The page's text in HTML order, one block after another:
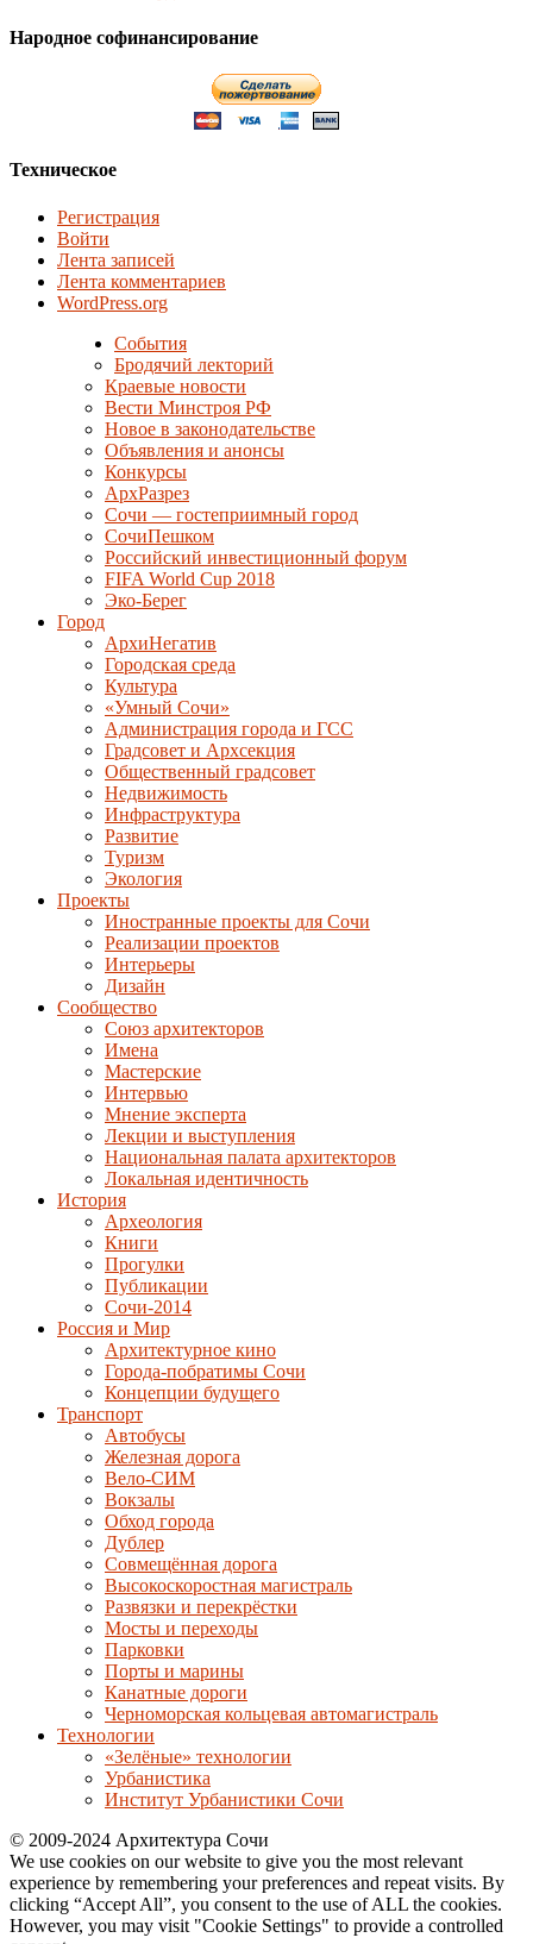
Народное софинансирование
Техническое
Регистрация
Войти
Лента записей
Лента комментариев
WordPress.org
События
Бродячий лекторий
Краевые новости
Вести Минстроя РФ
Новое в законодательстве
Объявления и анонсы
Конкурсы
АрхРазрез
Сочи — гостеприимный город
СочиПешком
Российский инвестиционный форум
FIFA World Cup 2018
Эко-Берег
Город
АрхиНегатив
Городская среда
Культура
«Умный Сочи»
Администрация города и ГСС
Градсовет и Архсекция
Общественный градсовет
Недвижимость
Инфраструктура
Развитие
Туризм
Экология
Проекты
Иностранные проекты для Сочи
Реализации проектов
Интерьеры
Дизайн
Сообщество
Союз архитекторов
Имена
Мастерские
Интервью
Мнение эксперта
Лекции и выступления
Национальная палата архитекторов
Локальная идентичность
История
Археология
Книги
Прогулки
Публикации
Сочи-2014
Россия и Мир
Архитектурное кино
Города-побратимы Сочи
Концепции будущего
Транспорт
Автобусы
Железная дорога
Вело-СИМ
Вокзалы
Обход города
Дублер
Совмещённая дорога
Высокоскоростная магистраль
Развязки и перекрёстки
Мосты и переходы
Парковки
Порты и марины
Канатные дороги
Черноморская кольцевая автомагистраль
Технологии
«Зелёные» технологии
Урбанистика
Институт Урбанистики Сочи
© 2009-2024 Архитектура Сочи
We use cookies on our website to give you the most relevant
experience by remembering your preferences and repeat visits. By
clicking “Accept All”, you consent to the use of ALL the cookies.
However, you may visit "Cookie Settings" to provide a controlled